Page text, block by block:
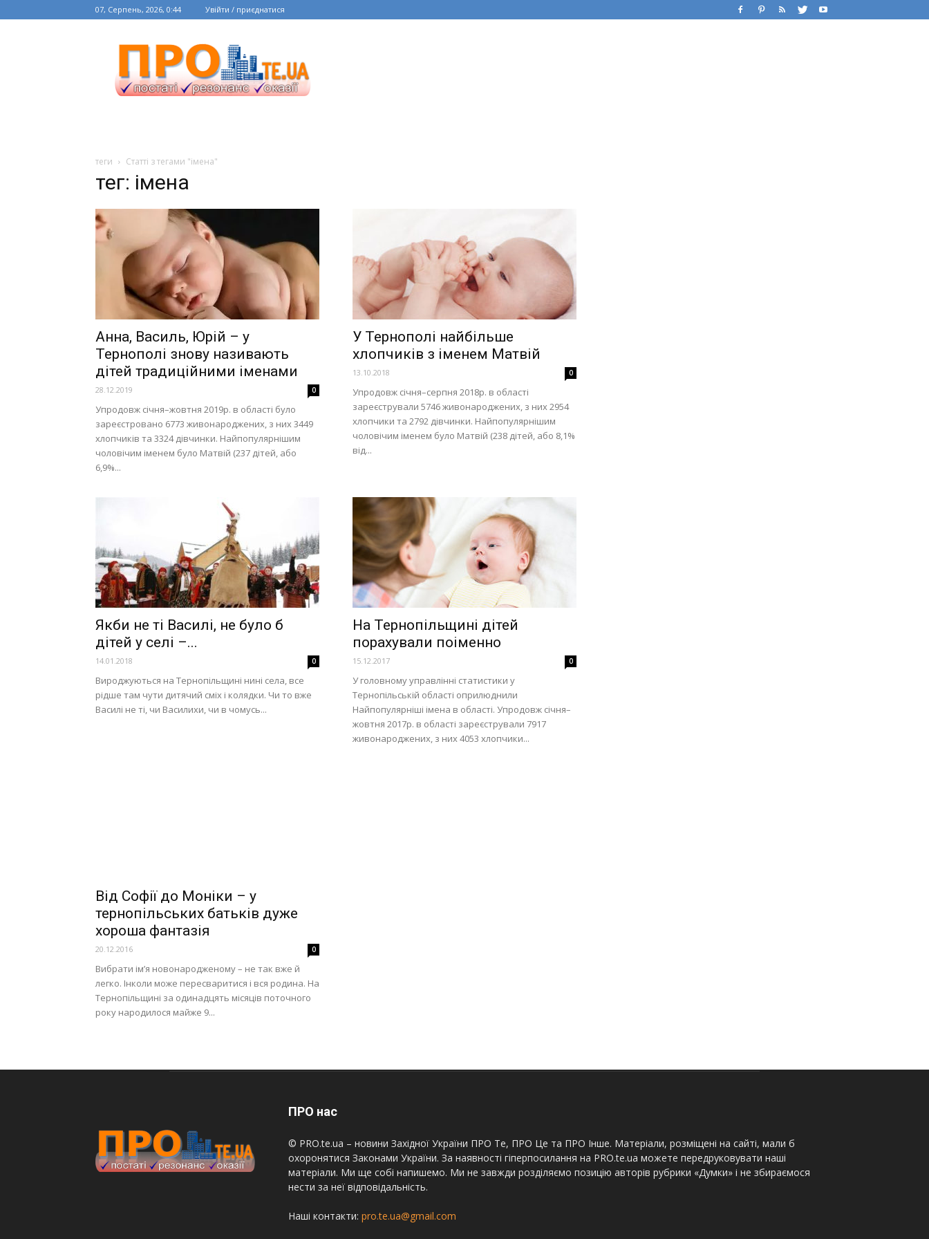
07, Серпень, 2026, 0:44 Увійти / приєднатися
теги Статті з тегами "імена"
тег: імена
Анна, Василь, Юрій – у
Тернополі знову називають
дітей традиційними іменами
28.12.2019 0
Упродовж січня–жовтня 2019р. в області було
зареєстровано 6773 живонароджених, з них 3449
хлопчиків та 3324 дівчинки. Найпопулярнішим
чоловічим іменем було Матвій (237 дітей, або
6,9%...
У Тернополі найбільше
хлопчиків з іменем Матвій
13.10.2018 0
Упродовж січня–серпня 2018р. в області
зареєстрували 5746 живонароджених, з них 2954
хлопчики та 2792 дівчинки. Найпопулярнішим
чоловічим іменем було Матвій (238 дітей, або 8,1%
від...
Якби не ті Василі, не було б
дітей у селі –...
14.01.2018 0
Вироджуються на Тернопільщині нині села, все
рідше там чути дитячий сміх і колядки. Чи то вже
Василі не ті, чи Василихи, чи в чомусь...
На Тернопільщині дітей
порахували поіменно
15.12.2017 0
У головному управлінні статистики у
Тернопільській області оприлюднили
Найпопулярніші імена в області. Упродовж січня–
жовтня 2017р. в області зареєстрували 7917
живонароджених, з них 4053 хлопчики...
Від Софії до Моніки – у
тернопільських батьків дуже
хороша фантазія
20.12.2016 0
Вибрати ім’я новонародженому – не так вже й
легко. Інколи може пересваритися і вся родина. На
Тернопільщині за одинадцять місяців поточного
року народилося майже 9...
ПРО нас
© PRO.te.ua – новини Західної України ПРО Те, ПРО Це та ПРО Інше. Матеріали, розміщені на сайті, мали б
охоронятися Законами України. За наявності гіперпосилання на PRO.te.ua можете передруковувати наші
матеріали. Ми ще собі напишемо. Ми не завжди розділяємо позицію авторів рубрики «Думки» і не збираємося
нести за неї відповідальність.
Наші контакти: pro.te.ua@gmail.com